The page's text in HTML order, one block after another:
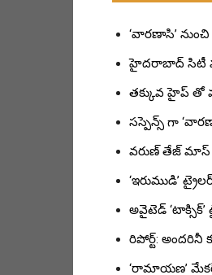
‘వారణాసి’
హైదరాబాద్ సిటీ
తక్కువ హైప్ తో
సస్పెన్స్ గా
వరుణ్ తేజ్ మాస్
‘ఇరుముడి’
అవైటెడ్ ‘టాక్సిక్’
రిపోర్ట్: అందరినీ
‘రామాయణ’